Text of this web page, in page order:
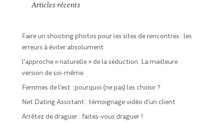
Articles récents
Faire un shooting photos pour les sites de rencontres : les
erreurs à éviter absolument
l’approche « naturelle » de la séduction. La meilleure
version de soi-même
Femmes de l’est : pourquoi (ne pas) les choisir ?
Net Dating Assistant : témoignage vidéo d'un client
Arrêtez de draguer : faites-vous draguer !